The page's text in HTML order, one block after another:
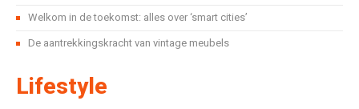
Welkom in de toekomst: alles over ‘smart cities’
De aantrekkingskracht van vintage meubels
Lifestyle